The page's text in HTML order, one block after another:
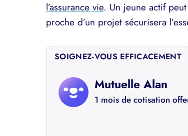
l’assurance vie. Un jeune actif
proche d’un projet sécurisera
SOIGNEZ-VOUS EFFICACEMENT
Mutuelle Alan
1 mois de cotisation